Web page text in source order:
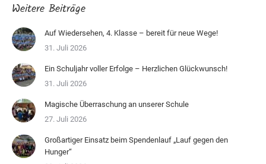
Weitere Beiträge
Auf Wiedersehen, 4. Klasse – bereit für neue Wege!
31. Juli 2026
Ein Schuljahr voller Erfolge – Herzlichen Glückwunsch!
31. Juli 2026
Magische Überraschung an unserer Schule
27. Juli 2026
Großartiger Einsatz beim Spendenlauf „Lauf gegen den
Hunger“